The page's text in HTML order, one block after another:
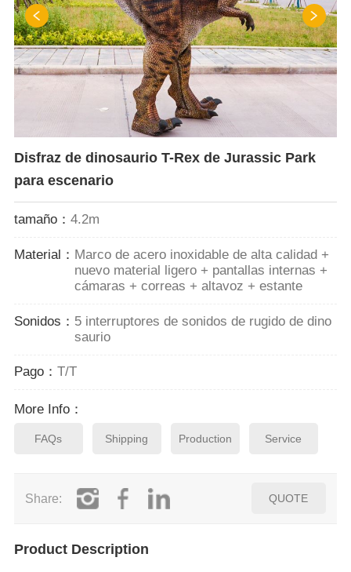
Disfraz de dinosaurio T-Rex de Jurassic Park
para escenario
tamaño： 4.2m
Material： Marco de acero inoxidable de alta calidad +
nuevo material ligero + pantallas internas +
cámaras + correas + altavoz + estante
Sonidos： 5 interruptores de sonidos de rugido de dino
saurio
Pago： T/T
More Info：
FAQs Shipping Production Service
Share: QUOTE
Product Description